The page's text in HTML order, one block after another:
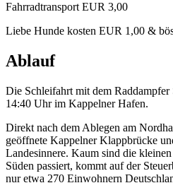
Fahrradtransport EUR 3,00
Liebe Hunde kosten EUR 1,00 &
Ablauf
Die Schleifahrt mit dem Raddampfer
14:40 Uhr im Kappelner Hafen.
Direkt nach dem Ablegen am
geöffnete Kappelner Klappbrücke
Landesinnere. Kaum sind die
Süden passiert, kommt auf der
nur etwa 270 Einwohnern